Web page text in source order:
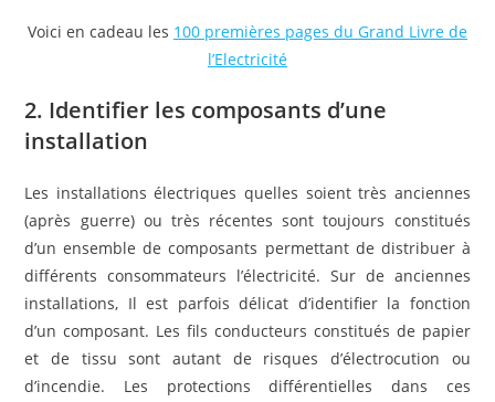
Voici en cadeau les 100 premières pages du Grand Livre de
l’Electricité
2. Identifier les composants d’une
installation
Les installations électriques quelles soient très anciennes
(après guerre) ou très récentes sont toujours constitués
d’un ensemble de composants permettant de distribuer à
différents consommateurs l’électricité. Sur de anciennes
installations, Il est parfois délicat d’identifier la fonction
d’un composant. Les fils conducteurs constitués de papier
et de tissu sont autant de risques d’électrocution ou
d’incendie. Les protections différentielles dans ces